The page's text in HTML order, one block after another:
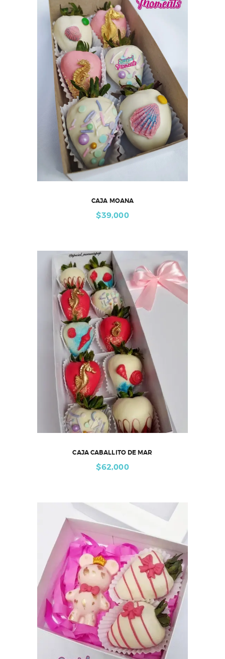
CAJA MOANA
$39,000
CAJA CABALLITO DE MAR
$62,000